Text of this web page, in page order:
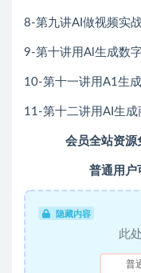
8-第九讲AI做视频实
9-第十讲用Al生成数
10-第十一讲用A1生
11-第十二讲用AI生成
会员全站资源
普通用户
隐藏内容
此
普